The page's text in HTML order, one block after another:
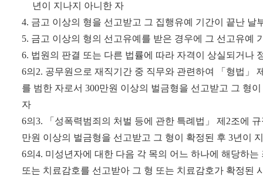
년이 지나지 아니한 자
4. 금고 이상의 형을 선고받고 그 집행유예 기간이 끝난 날
5. 금고 이상의 형의 선고유예를 받은 경우에 그 선고유예
6. 법원의 판결 또는 다른 법률에 따라 자격이 상실되거나
6의2. 공무원으로 재직기간 중 직무와 관련하여 「형법」
를 범한 자로서 300만원 이상의 벌금형을 선고받고 그 형
자
6의3. 「성폭력범죄의 처벌 등에 관한 특례법」 제2조에
만원 이상의 벌금형을 선고받고 그 형이 확정된 후 3년이
6의4. 미성년자에 대한 다음 각 목의 어느 하나에 해당하는
또는 치료감호를 선고받아 그 형 또는 치료감호가 확정된